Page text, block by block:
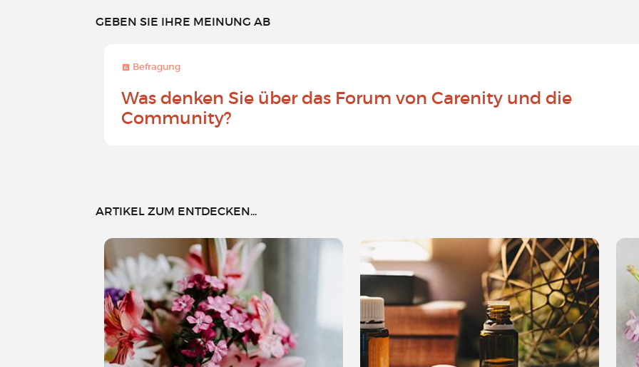
GEBEN SIE IHRE MEINUNG AB
Befragung
Was denken Sie über das Forum von Carenity und die
Community?
ARTIKEL ZUM ENTDECKEN...